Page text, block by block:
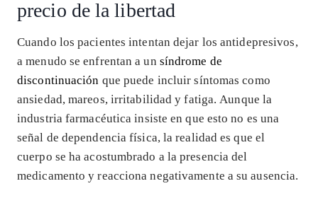
precio de la libertad
Cuando los pacientes intentan dejar los antidepresivos,
a menudo se enfrentan a un síndrome de
discontinuación que puede incluir síntomas como
ansiedad, mareos, irritabilidad y fatiga. Aunque la
industria farmacéutica insiste en que esto no es una
señal de dependencia física, la realidad es que el
cuerpo se ha acostumbrado a la presencia del
medicamento y reacciona negativamente a su ausencia.